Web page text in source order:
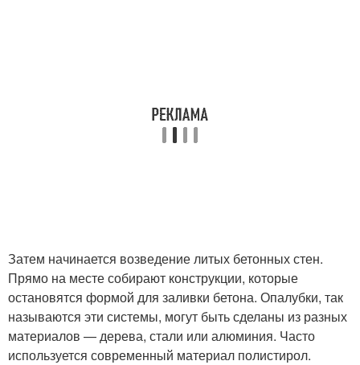
Затем начинается возведение литых бетонных стен.
Прямо на месте собирают конструкции, которые
остановятся формой для заливки бетона. Опалубки, так
называются эти системы, могут быть сделаны из разных
материалов — дерева, стали или алюминия. Часто
используется современный материал полистирол.